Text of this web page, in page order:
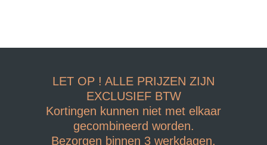
LET OP ! ALLE PRIJZEN ZIJN
EXCLUSIEF BTW
Kortingen kunnen niet met elkaar
gecombineerd worden.
Bezorgen binnen 3 werkdagen.